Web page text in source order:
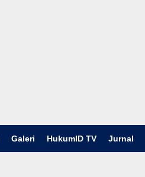
Galeri HukumID TV Jurnal